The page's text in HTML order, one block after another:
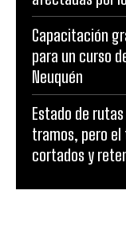
Capacitación
para un curso
Neuquén
Estado de
tramos, pero
cortados y